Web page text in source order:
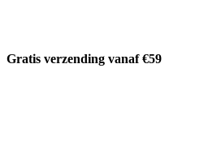
Gratis verzending vanaf €59